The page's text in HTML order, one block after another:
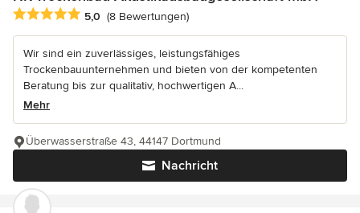
Durchschnittliche Bewertung: 5 von 5 Sternen
5,0 (8 Bewertungen)
Wir sind ein zuverlässiges, leistungsfähiges
Trockenbauunternehmen und bieten von der kompetenten
Beratung bis zur qualitativ, hochwertigen A...
Mehr
Nachricht
Überwasserstraße 43, 44147 Dortmund